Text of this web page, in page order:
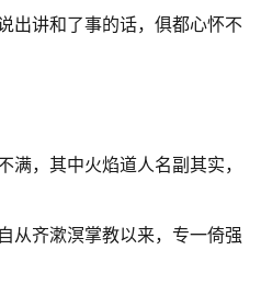
讲和了事的话，俱都心怀不
，其中火焰道人名副其实，
从齐漱溟掌教以来，专一倚强